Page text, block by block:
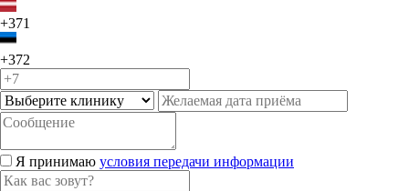
+371
+372
Я принимаю условия передачи информации